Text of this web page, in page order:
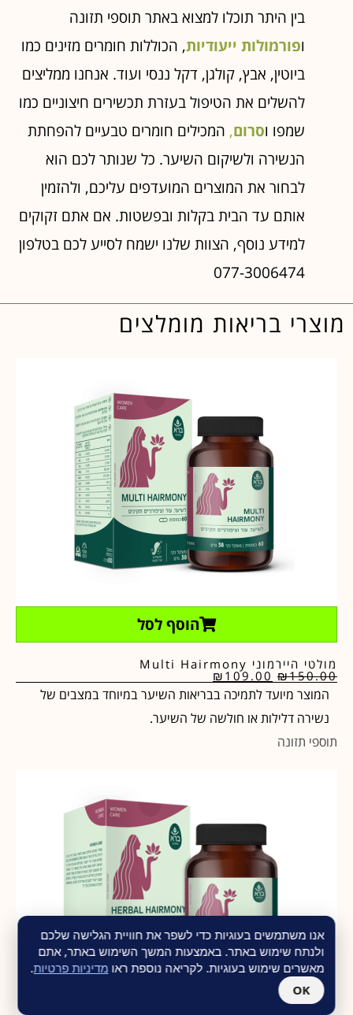
בין היתר תוכלו למצוא באתר תוספי תזונה
ופורמולות ייעודיות, הכוללות חומרים מזינים כמו
ביוטין, אבץ, קולגן, דקל ננסי ועוד. אנחנו ממליצים
להשלים את הטיפול בעזרת תכשירים חיצוניים כמו
שמפו וסרום, המכילים חומרים טבעיים להפחתת
הנשירה ולשיקום השיער. כל שנותר לכם הוא
לבחור את המוצרים המועדפים עליכם, ולהזמין
אותם עד הבית בקלות ובפשטות. אם אתם זקוקים
למידע נוסף, הצוות שלנו ישמח לסייע לכם בטלפון
077-3006474
מוצרי בריאות מומלצים
הוסף לסל
מולטי היירמוני Multi Hairmony
₪150.00
₪ 109.00
המוצר מיועד לתמיכה בבריאות השיער במיוחד במצבים של
נשירה דלילות או חולשה של השיער.
תוספי תזונה
אנו משתמשים בעוגיות כדי לשפר את חוויית הגלישה שלכם
ולנתח שימוש באתר. באמצעות המשך השימוש באתר, אתם
מאשרים שימוש בעוגיות. לקריאה נוספת ראו מדיניות פרטיות.
OK